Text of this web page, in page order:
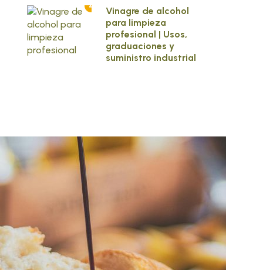
4
Vinagre de alcohol
para limpieza
profesional | Usos,
graduaciones y
suministro industrial